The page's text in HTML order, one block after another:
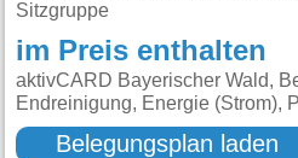
Sitzgruppe
im Preis enthalten
aktivCARD Bayerischer Wald,
Endreinigung, Energie (Strom),
Belegungsplan laden